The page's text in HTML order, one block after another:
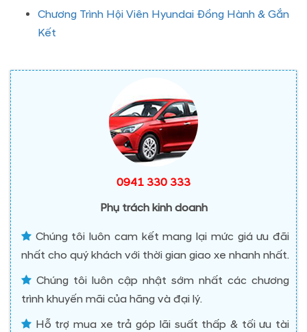
Chương Trình Hội Viên Hyundai Đồng Hành & Gắn
Kết
0941 330 333
Phụ trách kinh doanh
Chúng tôi luôn cam kết mang lại mức giá ưu đãi
nhất cho quý khách với thời gian giao xe nhanh nhất.
Chúng tôi luôn cập nhật sớm nhất các chương
trình khuyến mãi của hãng và đại lý.
Hỗ trợ mua xe trả góp lãi suất thấp & tối ưu tài